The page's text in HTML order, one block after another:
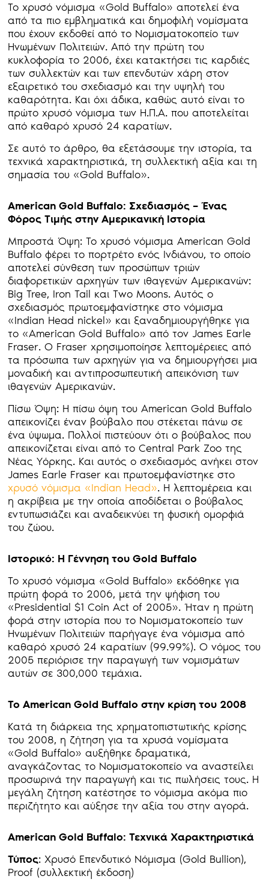
Το χρυσό νόμισμα «Gold Buffalo» αποτελεί ένα
από τα πιο εμβληματικά και δημοφιλή νομίσματα
που έχουν εκδοθεί από το Νομισματοκοπείο των
Ηνωμένων Πολιτειών. Από την πρώτη του
κυκλοφορία το 2006, έχει κατακτήσει τις καρδιές
των συλλεκτών και των επενδυτών χάρη στον
εξαιρετικό του σχεδιασμό και την υψηλή του
καθαρότητα. Και όχι άδικα, καθώς αυτό είναι το
πρώτο χρυσό νόμισμα των Η.Π.Α. που αποτελείται
από καθαρό χρυσό 24 καρατίων.
Σε αυτό το άρθρο, θα εξετάσουμε την ιστορία, τα
τεχνικά χαρακτηριστικά, τη συλλεκτική αξία και τη
σημασία του «Gold Buffalo».
American Gold Buffalo: Σχεδιασμός – Ένας
Φόρος Τιμής στην Αμερικανική Ιστορία
Μπροστά Όψη: Το χρυσό νόμισμα American Gold
Buffalo φέρει το πορτρέτο ενός Ινδιάνου, το οποίο
αποτελεί σύνθεση των προσώπων τριών
διαφορετικών αρχηγών των ιθαγενών Αμερικανών:
Big Tree, Iron Tail και Two Moons. Αυτός ο
σχεδιασμός πρωτοεμφανίστηκε στο νόμισμα
«Indian Head nickel» και ξαναδημιουργήθηκε για
το «American Gold Buffalo» από τον James Earle
Fraser. Ο Fraser χρησιμοποίησε λεπτομέρειες από
τα πρόσωπα των αρχηγών για να δημιουργήσει μια
μοναδική και αντιπροσωπευτική απεικόνιση των
ιθαγενών Αμερικανών.
Πίσω Όψη: Η πίσω όψη του American Gold Buffalo
απεικονίζει έναν βούβαλο που στέκεται πάνω σε
ένα ύψωμα. Πολλοί πιστεύουν ότι ο βούβαλος που
απεικονίζεται είναι από το Central Park Zoo της
Νέας Υόρκης. Και αυτός ο σχεδιασμός ανήκει στον
James Earle Fraser και πρωτοεμφανίστηκε στο
χρυσό νόμισμα «Indian Head». Η λεπτομέρεια και
η ακρίβεια με την οποία αποδίδεται ο βούβαλος
εντυπωσιάζει και αναδεικνύει τη φυσική ομορφιά
του ζώου.
Ιστορικό: Η Γέννηση του Gold Buffalo
Το χρυσό νόμισμα «Gold Buffalo» εκδόθηκε για
πρώτη φορά το 2006, μετά την ψήφιση του
«Presidential $1 Coin Act of 2005». Ήταν η πρώτη
φορά στην ιστορία που το Νομισματοκοπείο των
Ηνωμένων Πολιτειών παρήγαγε ένα νόμισμα από
καθαρό χρυσό 24 καρατίων (99.99%). Ο νόμος του
2005 περιόρισε την παραγωγή των νομισμάτων
αυτών σε 300,000 τεμάχια.
ΤοAmericanGold Buffalo στην κρίση του 2008
Κατά τη διάρκεια της χρηματοπιστωτικής κρίσης
του 2008, η ζήτηση για τα χρυσά νομίσματα
«Gold Buffalo» αυξήθηκε δραματικά,
αναγκάζοντας το Νομισματοκοπείο να αναστείλει
προσωρινά την παραγωγή και τις πωλήσεις τους. Η
μεγάλη ζήτηση κατέστησε το νόμισμα ακόμα πιο
περιζήτητο και αύξησε την αξία του στην αγορά.
American Gold Buffalo: Τεχνικά Χαρακτηριστικά
Τύπος: Χρυσό Επενδυτικό Νόμισμα (Gold Bullion),
Proof (συλλεκτική έκδοση)